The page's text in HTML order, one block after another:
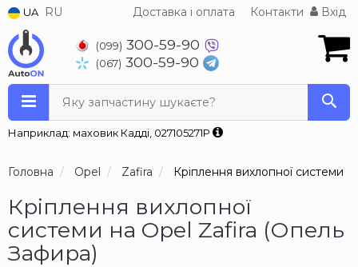
UA RU Доставка і оплата Контакти Вхід
(099) 300-59-90
(067) 300-59-90
Яку запчастину шукаєте?
Наприклад: маховик Кадді, 027105271P
Головна Opel Zafira Кріплення вихлопної системи
Кріплення вихлопної
системи на Opel Zafira (Опель
Зафира)